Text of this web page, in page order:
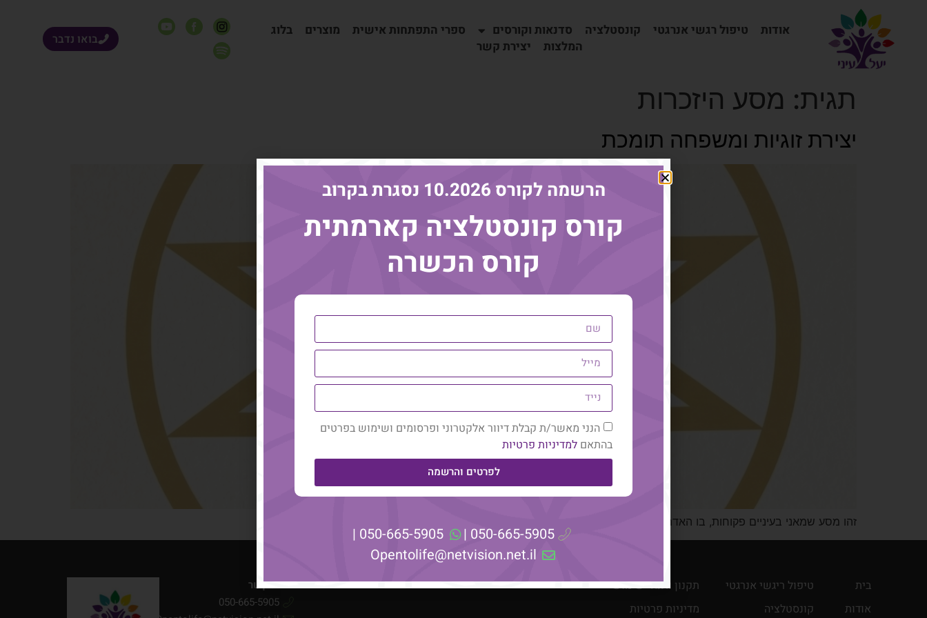
אודות טיפול רגשי אנרגטי קונסטלציה סדנאות וקורסים ספרי התפתחות אישית מוצרים
בלוג
המלצות
יצירת קשר בואו נדבר
תגית: מסע היזכרות
יצירת זוגיות ומשפחה תומכת
זהו מסע שמאני בעיניים פקוחות, בו האדם, דרך ובאמצעות סמל ההיזכרות, שהוא גיאומטריה מקודשת, עובר מסע אל הריפוי שלו.
בית
אודות
טיפול ריגשי אנרגטי
קונסטלציה
תקנון ותנאי שימוש
מדיניות פרטיות
יצירת קשר
050-665-5905
הרשמה לקורס 10.2026 נסגרת בקרוב
קורס קונסטלציה קארמתית
קורס הכשרה
הנני מאשר/ת קבלת דיוור אלקטרוני ופרסומים ושימוש בפרטים
בהתאםלמדיניות פרטיות
לפרטים והרשמה
050-665-5905 |
050-665-5905 |
Opentolife@netvision.net.il